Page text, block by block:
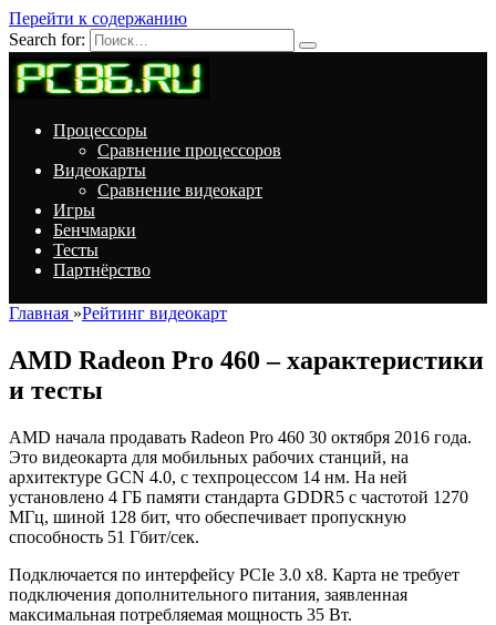
Перейти к содержанию
Search for:
Процессоры
Сравнение процессоров
Видеокарты
Сравнение видеокарт
Игры
Бенчмарки
Тесты
Партнёрство
Главная »Рейтинг видеокарт
AMD Radeon Pro 460 – характеристики
и тесты
AMD начала продавать Radeon Pro 460 30 октября 2016 года.
Это видеокарта для мобильных рабочих станций, на
архитектуре GCN 4.0, с техпроцессом 14 нм. На ней
установлено 4 ГБ памяти стандарта GDDR5 с частотой 1270
МГц, шиной 128 бит, что обеспечивает пропускную
способность 51 Гбит/сек.
Подключается по интерфейсу PCIe 3.0 x8. Карта не требует
подключения дополнительного питания, заявленная
максимальная потребляемая мощность 35 Вт.